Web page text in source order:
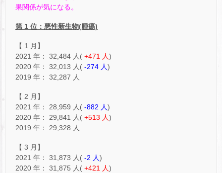
果関係が気になる。
第 1 位：悪性新生物(腫瘍)
【 1 月】
2021 年： 32,484 人( +471 人)
2020 年： 32,013 人( -274 人)
2019 年： 32,287 人
【 2 月】
2021 年： 28,959 人( -882 人)
2020 年： 29,841 人( +513 人)
2019 年： 29,328 人
【 3 月】
2021 年： 31,873 人( -2 人)
2020 年： 31,875 人( +421 人)